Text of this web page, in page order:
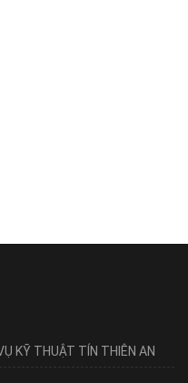
KỸ THUẬT TÍN THIÊN AN